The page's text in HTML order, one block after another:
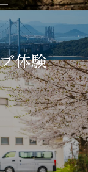
体験